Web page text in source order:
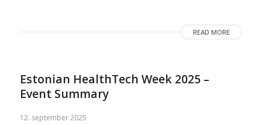
READ MORE
Estonian HealthTech Week 2025 –
Event Summary
12. september 2025